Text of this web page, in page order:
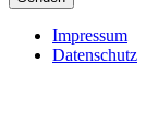
Impressum
Datenschutz